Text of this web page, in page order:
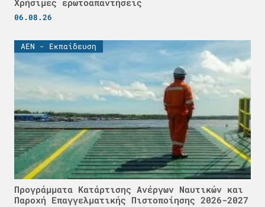
Χρήσιμες ερωτοαπαντήσεις
06.08.26
ΑΕΝ - Εκπαίδευση
Προγράμματα Κατάρτισης Ανέργων Ναυτικών και
Παροχή Επαγγελματικής Πιστοποίησης 2026-2027